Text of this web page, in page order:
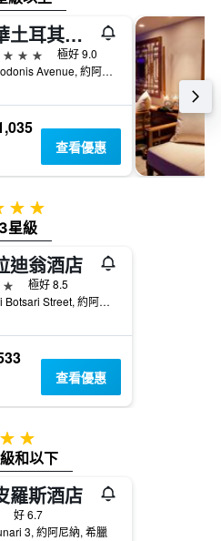
豪華土耳其宮殿會議酒店及Spa
極好 9.0
33, Dodonis Avenue, 約阿尼納, 希臘
查看優惠
3星級
3星級
迪翁酒店
極好 8.5
1 Noti Botsari Street, 約阿尼納, 希臘
查看優惠
2星級
和以下
羅斯酒店
好 6.7
3, 約阿尼納, 希臘